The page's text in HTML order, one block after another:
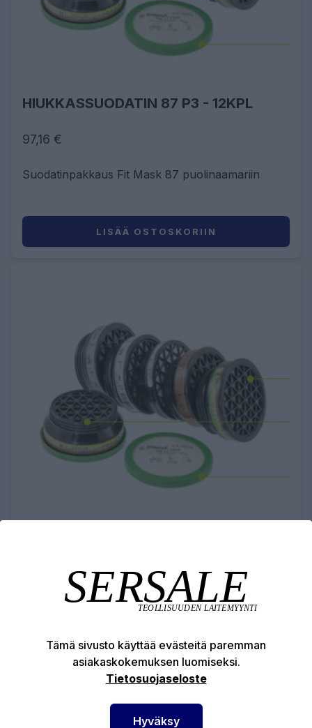
HIUKKASSUODATIN 87 P3 - 12KPL
97,16 €
Suodatinpakkaus Fit Mask 87 puolinaamariin
LISÄÄ OSTOSKORIIN
Suodatin Fit Mask 87 puolinaamariin
LISÄÄ OSTOSKORIIN
Tämä sivusto käyttää evästeitä paremman
asiakaskokemuksen luomiseksi.
Tietosuojaseloste
Hyväksy